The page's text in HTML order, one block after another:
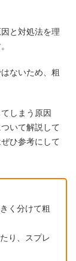
と対処法を理
ないため、粗
しまう原因
いて解説して
ひ参考にして
く分けて粗
り、スプレ